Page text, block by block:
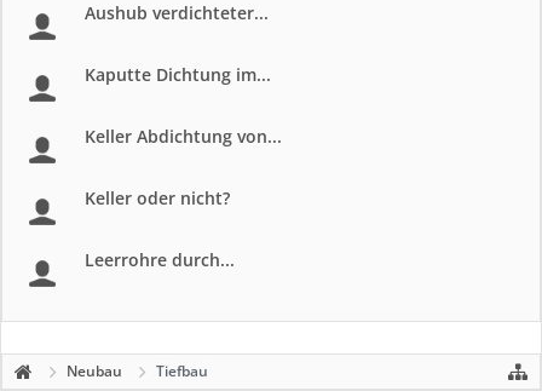
Aushub verdichteter...
Kaputte Dichtung im...
Keller Abdichtung von...
Keller oder nicht?
Leerrohre durch...
Neubau Tiefbau